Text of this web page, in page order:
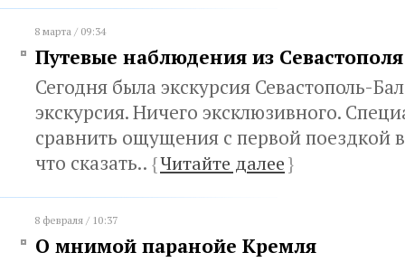
8 марта / 09:34
Путевые наблюдения из Севастополя
Сегодня была экскурсия Севастополь-
экскурсия. Ничего эксклюзивного.
сравнить ощущения с первой поездкой в
что сказать.. {Читайте далее}
8 февраля / 10:37
О мнимой паранойе Кремля